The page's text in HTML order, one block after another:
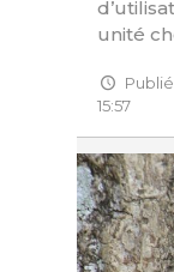
unité
Publié
15:57